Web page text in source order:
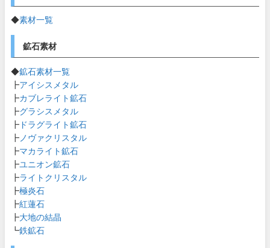
◆素材一覧
鉱石素材
◆鉱石素材一覧
┣アイシスメタル
┣カブレライト鉱石
┣グラシスメタル
┣ ドラグライト鉱石
┣ ノヴァクリスタル
┣マカライト鉱石
┣ユニオン鉱石
┣ライトクリスタル
┣極炎石
┣紅蓮石
┣大地の結晶
┗鉄鉱石